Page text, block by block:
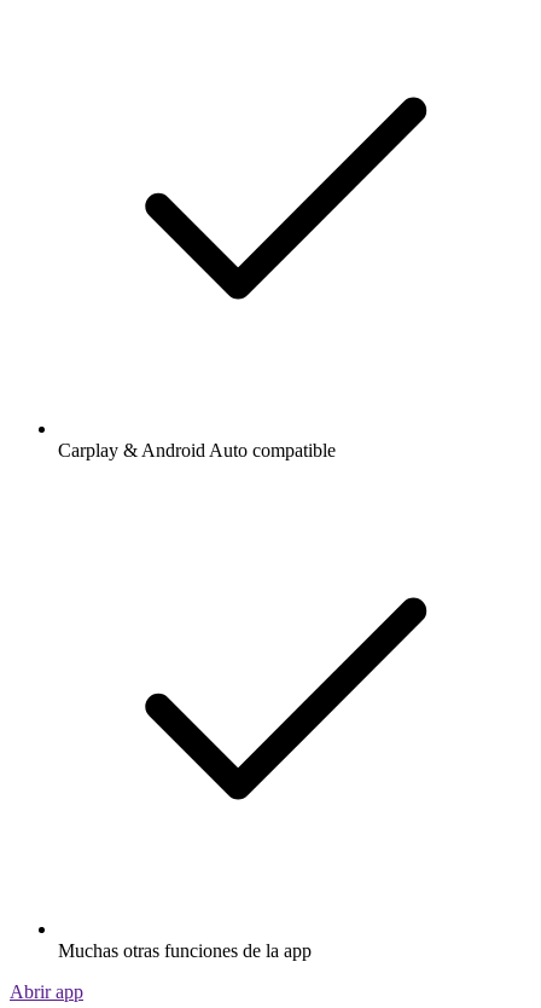
Carplay & Android Auto compatible
Muchas otras funciones de la app
Abrir app